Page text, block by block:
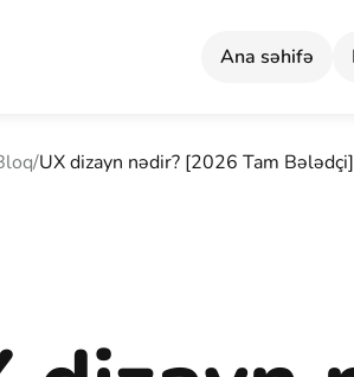
Ana səhifə
/UX dizayn nədir? [2026 Tam Bələdçi]